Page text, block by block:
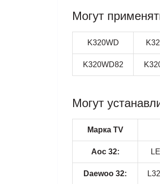
Могут
K320WD
K320WD82
Могут
Марка TV
Aoc 32:
Daewoo 32: